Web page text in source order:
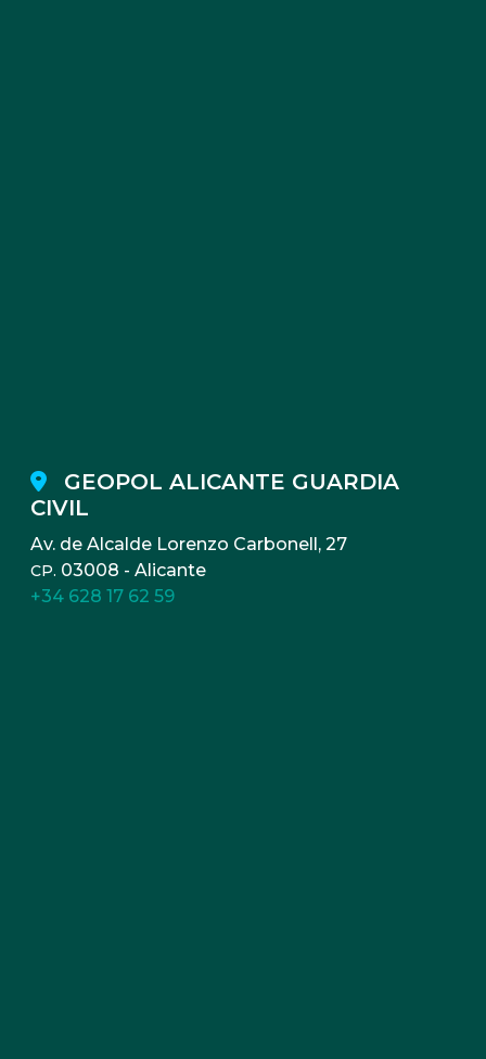
GEOPOL ALICANTE GUARDIA
CIVIL
Av. de Alcalde Lorenzo Carbonell, 27
CP. 03008 - Alicante
+34 628 17 62 59